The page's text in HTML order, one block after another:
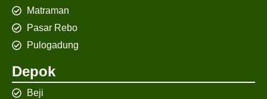
Matraman
Pasar Rebo
Pulogadung
Depok
Beji